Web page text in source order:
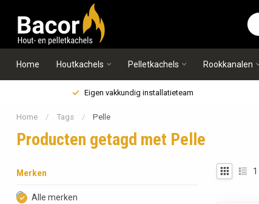
Home Houtkachels Pelletkachels Rookkanalen
Eigen vakkundig installatieteam
Home / Tags / Pelle
Producten getagd met Pelle
Merken
Alle merken
1